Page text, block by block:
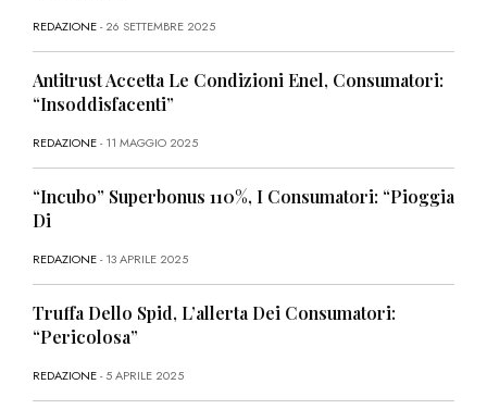
REDAZIONE- 26 SETTEMBRE 2025
Antitrust Accetta Le Condizioni Enel, Consumatori:
“Insoddisfacenti”
REDAZIONE- 11 MAGGIO 2025
“Incubo” Superbonus 110%, I Consumatori: “Pioggia
Di
REDAZIONE- 13 APRILE 2025
Truffa Dello Spid, L’allerta Dei Consumatori:
“Pericolosa”
REDAZIONE- 5 APRILE 2025